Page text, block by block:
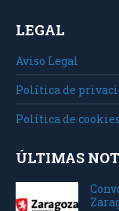
LEGAL
Aviso Legal
Política de
Política de cookies
ÚLTIMAS